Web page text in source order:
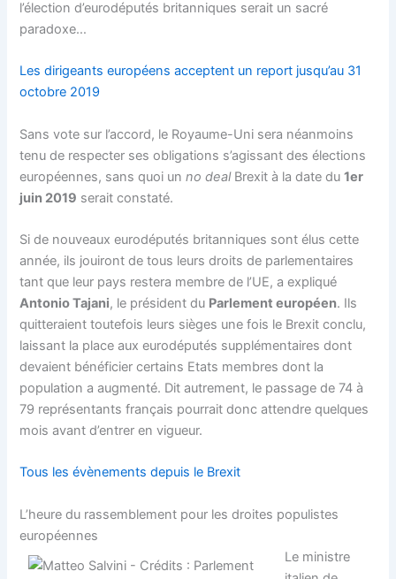
l’élection d’eurodéputés britanniques serait un sacré
paradoxe…
Les dirigeants européens acceptent un report jusqu’au 31
octobre 2019
Sans vote sur l’accord, le Royaume-Uni sera néanmoins
tenu de respecter ses obligations s’agissant des élections
européennes, sans quoi unno dealBrexit à la date du1er
juin 2019 serait constaté.
Si de nouveaux eurodéputés britanniques sont élus cette
année, ils jouiront de tous leurs droits de parlementaires
tant que leur pays restera membre de l’UE, a expliqué
Antonio Tajani, le président du Parlement européen. Ils
quitteraient toutefois leurs sièges une fois le Brexit conclu,
laissant la place aux eurodéputés supplémentaires dont
devaient bénéficier certains Etats membres dont la
population a augmenté. Dit autrement, le passage de 74 à
79 représentants français pourrait donc attendre quelques
mois avant d’entrer en vigueur.
Tous les évènements depuis le Brexit
L’heure du rassemblement pour les droites populistes
européennes
Le ministre